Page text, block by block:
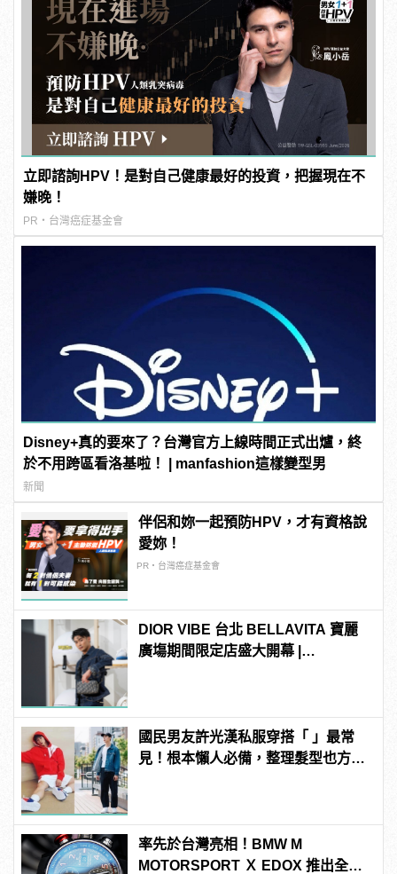
立即諮詢HPV！是對自己健康最好的投資，把握現在不
嫌晚！
PR・台灣癌症基金會
Disney+真的要來了？台灣官方上線時間正式出爐，終
於不用跨區看洛基啦！ | manfashion這樣變型男
新聞
伴侶和妳一起預防HPV，才有資格說
愛妳！
PR・台灣癌症基金會
DIOR VIBE 台北 BELLAVITA 寶麗
廣塲期間限定店盛大開幕 |
國民男友許光漢私服穿搭「 」最常
見！根本懶人必備，整理髮型也方便
率先於台灣亮相！BMW M
MOTORSPORT Ｘ EDOX 推出全新